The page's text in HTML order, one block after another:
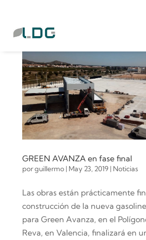
GREEN AVANZA en fase final
porguillermo| May 23, 2019| Noticias
Las obras están prácticamente
construcción de la nueva
para Green Avanza, en el
Reva, en Valencia, finalizará en